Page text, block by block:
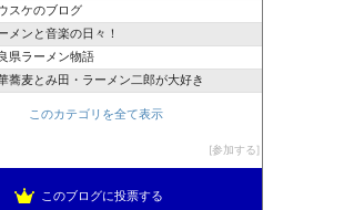
スケのブログ
メンと音楽の日々！
県ラーメン物語
蕎麦とみ田・ラーメン二郎が大好き
このカテゴリを全て表示
参加する
このブログに投票する